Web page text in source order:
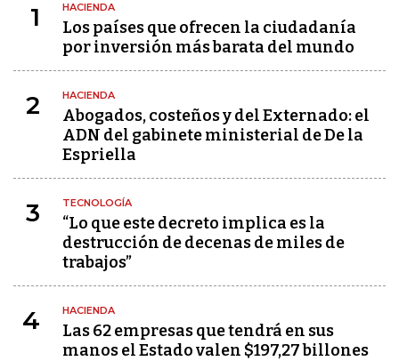
1 HACIENDA
Los países que ofrecen la ciudadanía
por inversión más barata del mundo
2 HACIENDA
Abogados, costeños y del Externado: el
ADN del gabinete ministerial de De la
Espriella
3 TECNOLOGÍA
“Lo que este decreto implica es la
destrucción de decenas de miles de
trabajos”
4 HACIENDA
Las 62 empresas que tendrá en sus
manos el Estado valen $197,27 billones